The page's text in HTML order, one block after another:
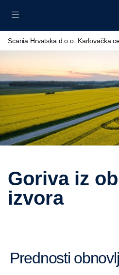
Scania Hrvatska d.o.o. Karlovačka
Goriva iz obnovljivih
izvora
Prednosti